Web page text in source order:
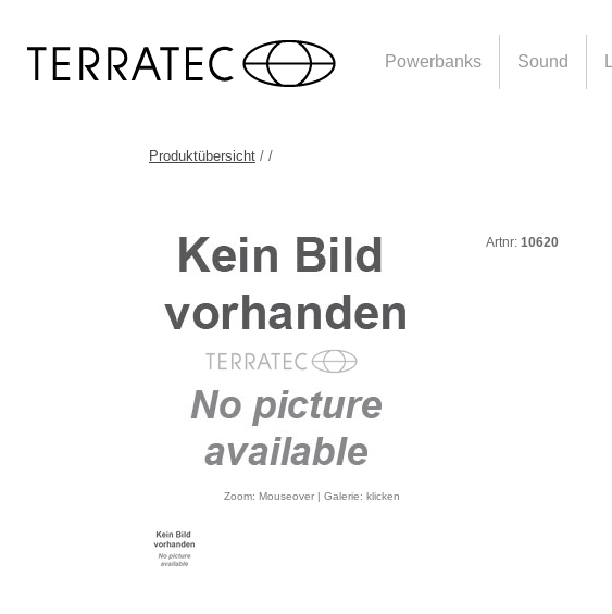
Powerbanks Sound
Produktübersicht / /
Zoom: Mouseover | Galerie: klicken
Artnr: 10620